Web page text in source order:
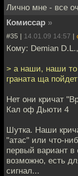
Лично мне - все
Комиссар »
#35 | 14.01.09 14:57 |
Кому: Demian D.L.,
> а наши, наши то
граната ща
Нет они кричат
Кал оф Дьюти 4
Шутка. Наши
"атас" или что-
первый вариант
возможно, есть
сигнал...